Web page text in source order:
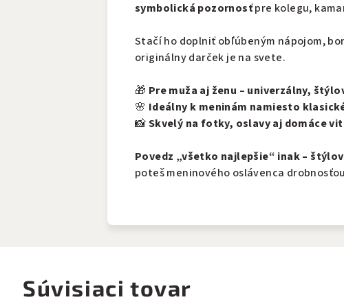
symbolická pozornosťpre kolegu,
Stačí ho doplniť obľúbeným nápojom,
originálny darček je na svete.
🎁 Pre muža aj ženu – univerzálny,
🌸 Ideálny k meninám namiesto
📸Skvelý na fotky, oslavy aj domáce
Povedz „všetko najlepšie“ inak –
poteš meninového oslávenca
Súvisiaci tovar